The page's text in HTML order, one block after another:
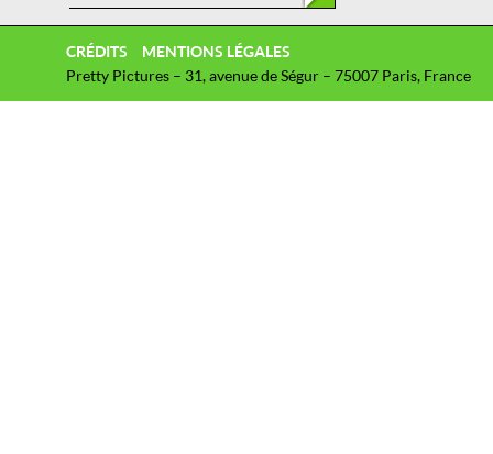
CRÉDITS
MENTIONS LÉGALES
Pretty Pictures – 31, avenue de Ségur – 75007 Paris, France